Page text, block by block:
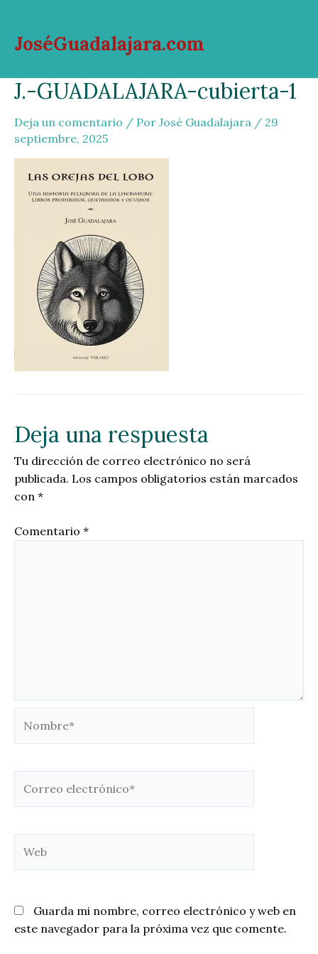
contenido
JoséGuadalajara.com
J.-GUADALAJARA-cubierta-1
Deja un comentario / Por José Guadalajara / 29
septiembre, 2025
Deja una respuesta
Tu dirección de correo electrónico no será
publicada. Los campos obligatorios están marcados
con *
Comentario *
electrónico*
Guarda mi nombre, correo electrónico y web en
este navegador para la próxima vez que comente.